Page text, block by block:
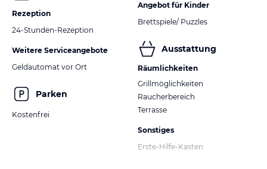
Rezeption
24-Stunden-Rezeption
Weitere Serviceangebote
Geldautomat vor Ort
Parken
Kostenfrei
Angebot für Kinder
Brettspiele/ Puzzles
Ausstattung
Räumlichkeiten
Grillmöglichkeiten
Raucherbereich
Terrasse
Sonstiges
Erste-Hilfe-Kasten